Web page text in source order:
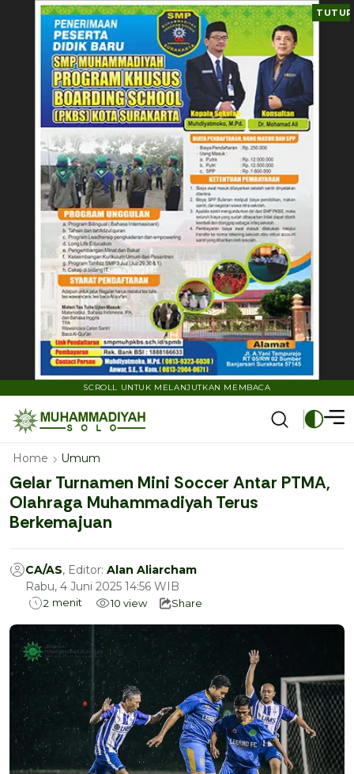
TUTUP
SCROLL UNTUK MELANJUTKAN MEMBACA
Home Umum
Gelar Turnamen Mini Soccer Antar PTMA,
Olahraga Muhammadiyah Terus
Berkemajuan
CA/AS, Editor: Alan Aliarcham
Rabu, 4 Juni 2025 14:56 WIB
2 menit 10 view Share